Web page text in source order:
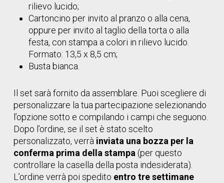
rilievo lucido;
Cartoncino per invito al pranzo o alla cena,
oppure per invito al taglio della torta o alla
festa, con stampa a colori in rilievo lucido.
Formato: 13,5 x 8,5 cm;
Busta bianca.
Il set sarà fornito da assemblare. Puoi scegliere di
personalizzare la tua partecipazione selezionando
l’opzione sotto e compilando i campi che seguono.
Dopo l’ordine, se il set è stato scelto
personalizzato, verrà inviata una bozza per la
conferma prima della stampa (per questo
controllare la casella della posta indesiderata).
L’ordine verrà poi spedito entro tre settimane